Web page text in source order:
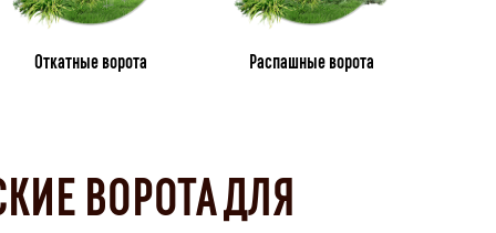
ПЛЕТЕНЫЕ
КАМЕНННЫЕ ЗАБОРЫ
Откатные ворота Распашные ворота
ВОРОТА ДЛЯ